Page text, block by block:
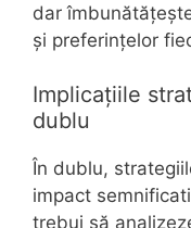
dar
și preferințelor
Implicațiile
dublu
În dublu,
impact
trebui să